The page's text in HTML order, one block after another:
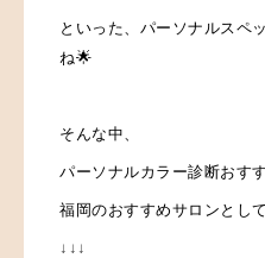
といった、パーソナルスペ
ね🌟
そんな中、
パーソナルカラー診断おす
福岡のおすすめサロンとし
↓↓↓